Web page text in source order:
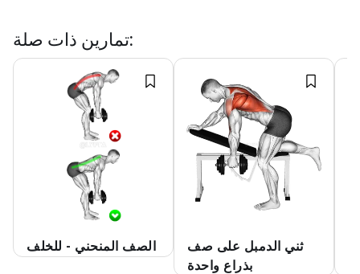
تمارين ذات صلة:
الصف المنحني - للخلف
ثني الدمبل على صف
بذراع واحدة